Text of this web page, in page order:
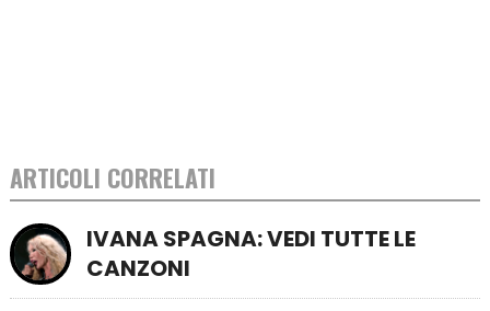
ARTICOLI CORRELATI
IVANA SPAGNA: VEDI TUTTE LE
CANZONI